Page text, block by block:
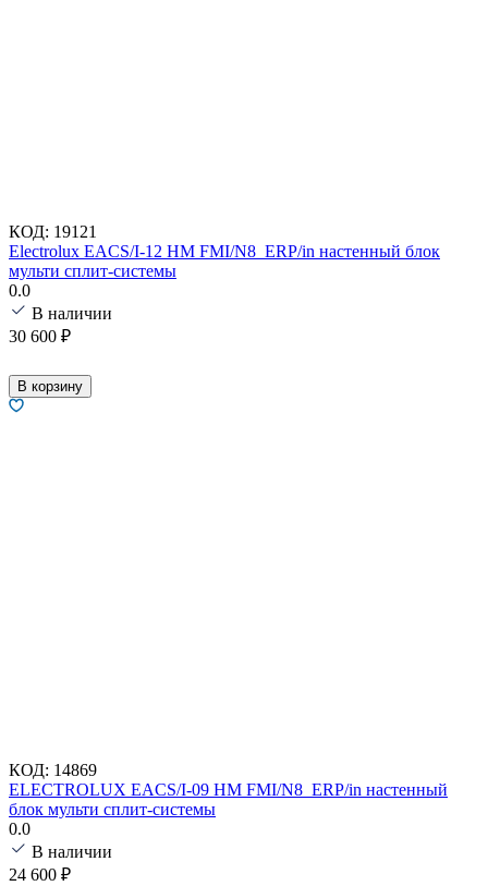
КОД: 19121
Electrolux EACS/I-12 HM FMI/N8_ERP/in настенный блок
мульти сплит-системы
0.0
В наличии
30 600 ₽
В корзину
КОД: 14869
ELECTROLUX EACS/I-09 HM FMI/N8_ERP/in настенный
блок мульти сплит-системы
0.0
В наличии
24 600 ₽